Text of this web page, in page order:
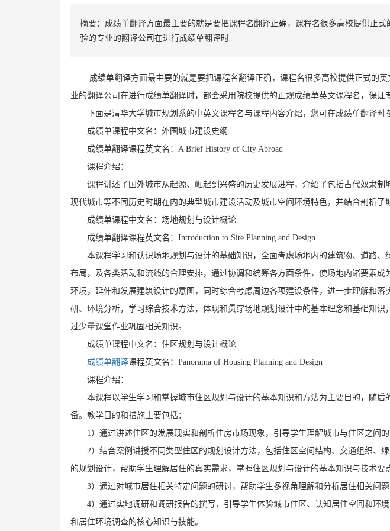
摘要：成绩单翻译方面最主要的就是要把课程名翻译正确，课程名很多高校提供正
验的专业的翻译公司在进行成绩单翻译时
成绩单翻译方面最主要的就是要把课程名翻译正确，课程名很多高校提供正式的
业的翻译公司在进行成绩单翻译时，都会采用院校提供的正规成绩单英文课程名，保证
下面是清华大学城市规划系的中英文课程名与课程内容介绍，您可在成绩单翻译时
成绩单课程中文名：外国城市建设史纲
成绩单翻译课程英文名：A Brief History of City Abroad
课程介绍：
课程讲述了国外城市从起源、崛起到兴盛的历史发展进程，介绍了包括古代奴隶制
现代城市等不同历史时期在内的典型城市建设活动及城市空间环境特色，并结合剖析了
成绩单课程中文名：场地规划与设计概论
成绩单翻译课程英文名：Introduction to Site Planning and Design
本课程学习和认识场地规划与设计的基础知识，全面考虑场地内的建筑物、道路
布局，及各类活动和流线的合理安排，通过协调和统筹各方面条件，使场地内诸要素
环境，延伸和发展建筑设计的意图，同时综合考虑周边各项建设条件，进一步理解和落
研、环境分析，学习综合技术方法，体现和贯穿场地规划设计中的基本理念和基础知
过少量课堂作业巩固相关知识。
成绩单课程中文名：住区规划与设计概论
成绩单翻译课程英文名：Panorama of Housing Planning and Design
课程介绍：
本课程以学生学习和掌握城市住区规划与设计的基本知识和方法为主要目的，随
备。教学目的和措施主要包括：
1）通过讲述住区的发展现实和剖析住房市场现象，引导学生理解城市与住区之间
2）结合案例讲授不同类型住区的规划设计方法，包括住区空间结构、交通组织、
的规划设计，帮助学生理解居住的真实需求，掌握住区规划与设计的基本知识与技术要
3）通过对城市居住相关特定问题的研讨，帮助学生多视角理解和分析居住相关问题
4）通过实地调研和调研报告的撰写，引导学生体验城市住区、认知居住空间和环
和居住环境调查的核心知识与技能。